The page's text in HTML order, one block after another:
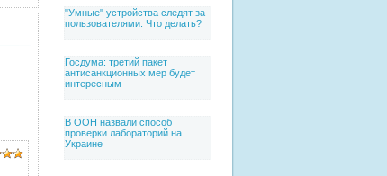
"Умные" устройства следят за
пользователями. Что делать?
Госдума: третий пакет
антисанкционных мер будет
интересным
В ООН назвали способ
проверки лабораторий на
Украине